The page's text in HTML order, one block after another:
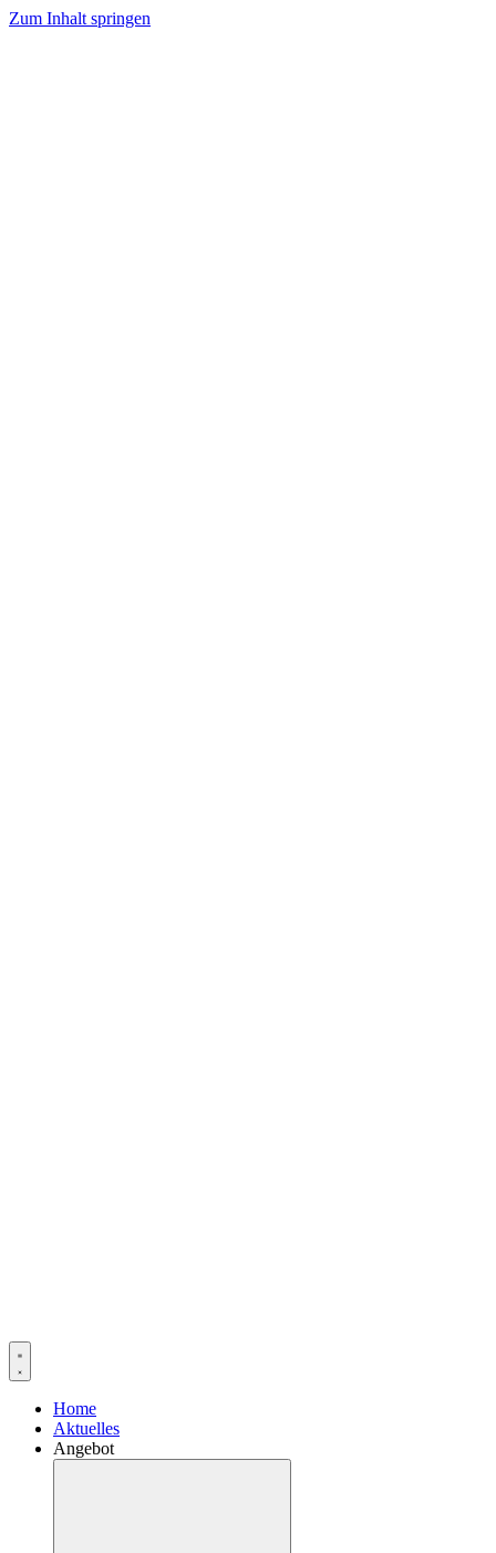
Zum Inhalt springen
Home
Aktuelles
Angebot